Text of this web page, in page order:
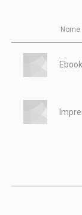
Nome
Ebook